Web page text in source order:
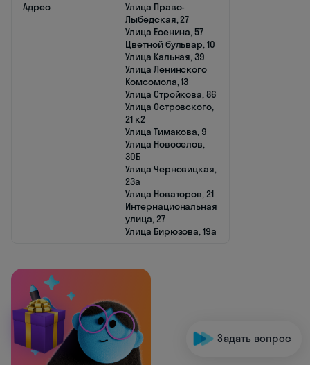
Адрес
Улица Право-
Лыбедская, 27
Улица Есенина, 57
Цветной бульвар, 10
Улица Кальная, 39
Улица Ленинского
Комсомола, 13
Улица Стройкова, 86
Улица Островского,
21 к2
Улица Тимакова, 9
Улица Новоселов,
30Б
Улица Черновицкая,
23а
Улица Новаторов, 21
Интернациональная
улица, 27
Улица Бирюзова, 19а
Задать вопрос